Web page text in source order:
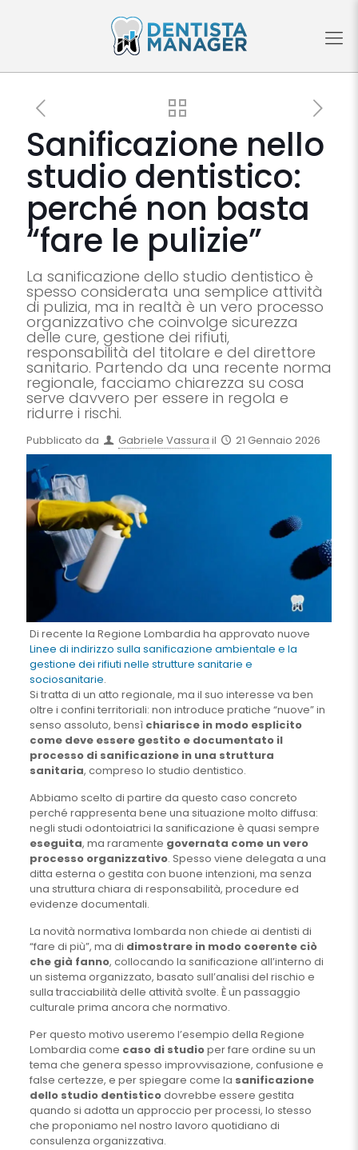
Sanificazione nello
studio dentistico:
perché non basta
“fare le pulizie”
La sanificazione dello studio dentistico è
spesso considerata una semplice attività
di pulizia, ma in realtà è un vero processo
organizzativo che coinvolge sicurezza
delle cure, gestione dei rifiuti,
responsabilità del titolare e del direttore
sanitario. Partendo da una recente norma
regionale, facciamo chiarezza su cosa
serve davvero per essere in regola e
ridurre i rischi.
Pubblicato da Gabriele Vassura il 21 Gennaio 2026
Di recente la Regione Lombardia ha approvato nuove
Linee di indirizzo sulla sanificazione ambientale e la
gestione dei rifiuti nelle strutture sanitarie e
sociosanitarie.
Si tratta di un atto regionale, ma il suo interesse va ben
oltre i confini territoriali: non introduce pratiche “nuove” in
senso assoluto, bensì chiarisce in modo esplicito
come deve essere gestito e documentato il
processo di sanificazione in una struttura
sanitaria, compreso lo studio dentistico.
Abbiamo scelto di partire da questo caso concreto
perché rappresenta bene una situazione molto diffusa:
negli studi odontoiatrici la sanificazione è quasi sempre
eseguita, ma raramente governata come un vero
processo organizzativo. Spesso viene delegata a una
ditta esterna o gestita con buone intenzioni, ma senza
una struttura chiara di responsabilità, procedure ed
evidenze documentali.
La novità normativa lombarda non chiede ai dentisti di
“fare di più”, ma di dimostrare in modo coerente ciò
che già fanno, collocando la sanificazione all’interno di
un sistema organizzato, basato sull’analisi del rischio e
sulla tracciabilità delle attività svolte. È un passaggio
culturale prima ancora che normativo.
Per questo motivo useremo l’esempio della Regione
Lombardia come caso di studioper fare ordine su un
tema che genera spesso improvvisazione, confusione e
false certezze, e per spiegare come la sanificazione
dello studio dentisticodovrebbe essere gestita
quando si adotta un approccio per processi, lo stesso
che proponiamo nel nostro lavoro quotidiano di
consulenza organizzativa.